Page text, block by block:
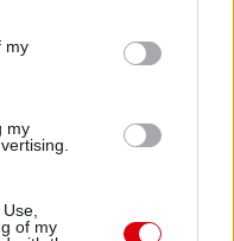
in below Google
my
my
of my